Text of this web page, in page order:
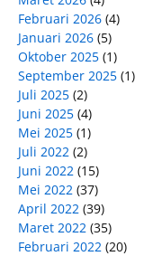
Februari 2026 (4)
Januari 2026 (5)
Oktober 2025 (1)
September 2025 (1)
Juli 2025 (2)
Juni 2025 (4)
Mei 2025 (1)
Juli 2022 (2)
Juni 2022 (15)
Mei 2022 (37)
April 2022 (39)
Maret 2022 (35)
Februari 2022 (20)